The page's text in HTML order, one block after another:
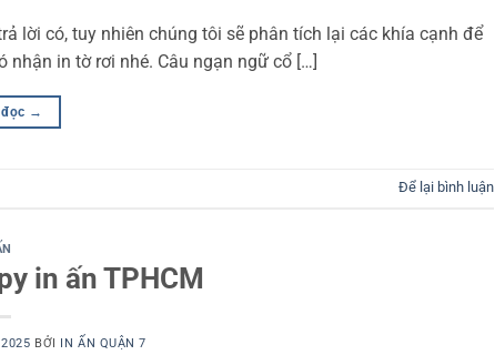
lời có, tuy nhiên chúng tôi sẽ phân tích lại các khía cạnh để
in tờ rơi nhé. Câu ngạn ngữ cổ […]
→
Để lại bình luận
in ấn TPHCM
BỞI IN ẤN QUẬN 7